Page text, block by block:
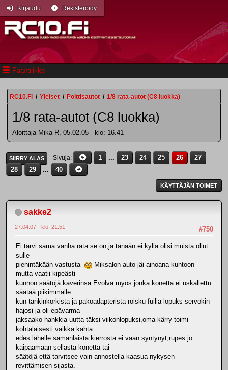
Päävalikko
Kirjaudu Rekisteröidy
RC10.FI / Yleiset / Polttisautot / 1/8 rata-autot (C8 luokka)
1/8 rata-autot (C8 luokka)
Aloittaja Mika R, 05.02.05 - klo: 16.41
SIIRRY ALAS Sivuja 1 ... 23 24 25 26
27
28
29 ... 40
KÄYTTÄJÄN TOIMET
sakke2
#750
27.04.07 - klo: 21.51
Ei tarvi sama vanha rata se on,ja tänään ei kyllä olisi muista ollut
sulle
pienintäkään vastusta
Miksalon auto jäi ainoana kuntoon
mutta vaatii kipeästi
kunnon säätöjä kaverinsa Evolva myös jonka konetta ei uskallettu
säätää piikimmälle
kun tankinkorkista ja pakoadapterista roisku fuilia lopuks servokin
hajosi ja oli epävarma
jaksaako hankkia uutta täksi viikonlopuksi,oma kärry toimi
kohtalaisesti vaikka kahta
edes lähelle samanlaista kierrosta ei vaan syntynyt,rupes jo
kaipaamaan sellasta konetta tai
säätöjä että tarvitsee vain annostella kaasua nykysen
revittämisen sijasta.